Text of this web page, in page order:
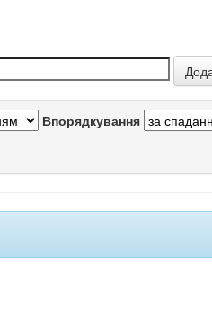
Впорядкування